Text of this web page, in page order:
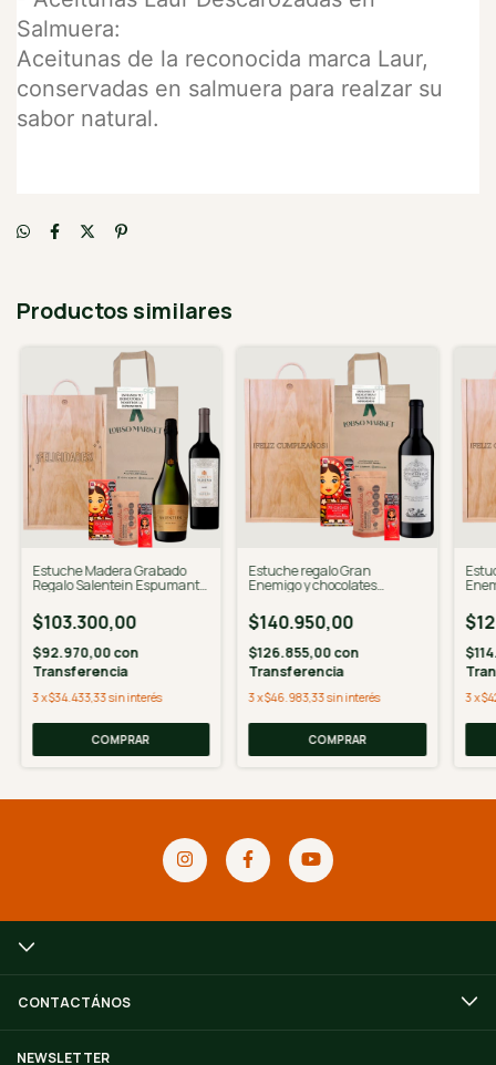
Salmuera:
Aceitunas de la reconocida marca Laur,
conservadas en salmuera para realzar su
sabor natural.
Productos similares
Estuche Madera Grabado
Regalo Salentein Espumante
$103.300,00
$92.970,00con
Transferencia
3x$34.433,33sin interés
COMPRAR
Estuche regalo Gran
Enemigo y chocolates
$140.950,00
$126.855,00con
Transferencia
3x$46.983,33sin interés
COMPRAR
3x
CONTACTÁNOS
NEWSLETTER